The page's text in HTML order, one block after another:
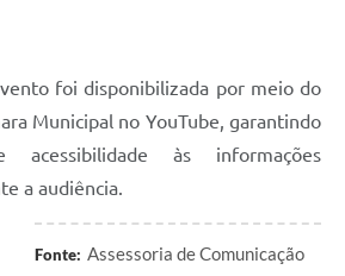
foi disponibilizada por meio do
Municipal no YouTube, garantindo
acessibilidade às informações
a audiência.
Fonte: Assessoria de Comunicação